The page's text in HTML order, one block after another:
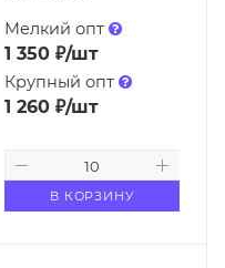
Мелкий опт
1 350₽/шт
Крупный опт
1 260₽/шт
В КОРЗИНУ